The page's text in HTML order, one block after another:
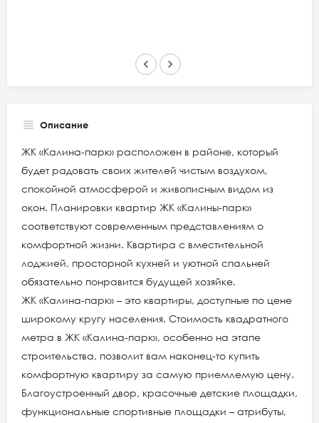
keyboard_arrow_left keyboard_arrow_right
Описание
ЖК «Калина-парк» расположен в районе, который
будет радовать своих жителей чистым воздухом,
спокойной атмосферой и живописным видом из
окон. Планировки квартир ЖК «Калины-парк»
соответствуют современным представлениям о
комфортной жизни. Квартира с вместительной
лоджией, просторной кухней и уютной спальней
обязательно понравится будущей хозяйке.
ЖК «Калина-парк» – это квартиры, доступные по цене
широкому кругу населения. Стоимость квадратного
метра в ЖК «Калина-парк», особенно на этапе
строительства, позволит вам наконец-то купить
комфортную квартиру за самую приемлемую цену.
Благоустроенный двор, красочные детские площадки,
функциональные спортивные площадки – атрибуты,